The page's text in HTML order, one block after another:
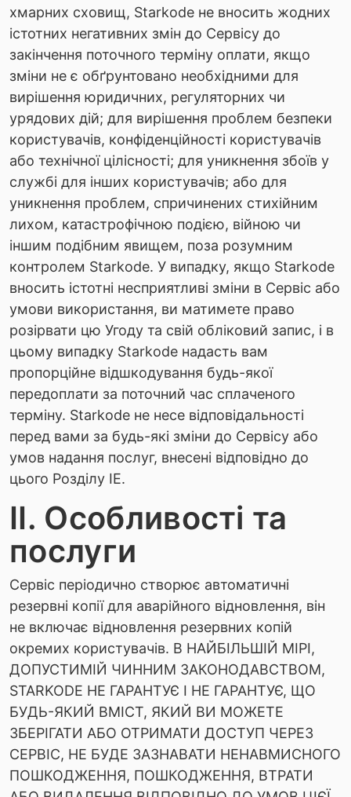
хмарних сховищ, Starkode не вносить жодних
істотних негативних змін до Сервісу до
закінчення поточного терміну оплати, якщо
зміни не є обґрунтовано необхідними для
вирішення юридичних, регуляторних чи
урядових дій; для вирішення проблем безпеки
користувачів, конфіденційності користувачів
або технічної цілісності; для уникнення збоїв у
службі для інших користувачів; або для
уникнення проблем, спричинених стихійним
лихом, катастрофічною подією, війною чи
іншим подібним явищем, поза розумним
контролем Starkode. У випадку, якщо Starkode
вносить істотні несприятливі зміни в Сервіс або
умови використання, ви матимете право
розірвати цю Угоду та свій обліковий запис, і в
цьому випадку Starkode надасть вам
пропорційне відшкодування будь-якої
передоплати за поточний час сплаченого
терміну. Starkode не несе відповідальності
перед вами за будь-які зміни до Сервісу або
умов надання послуг, внесені відповідно до
цього Розділу IE.
II. Особливості та
послуги
Сервіс періодично створює автоматичні
резервні копії для аварійного відновлення, він
не включає відновлення резервних копій
окремих користувачів. В НАЙБІЛЬШІЙ МІРІ,
ДОПУСТИМІЙ ЧИННИМ ЗАКОНОДАВСТВОМ,
STARKODE НЕ ГАРАНТУЄ І НЕ ГАРАНТУЄ, ЩО
БУДЬ-ЯКИЙ ВМІСТ, ЯКИЙ ВИ МОЖЕТЕ
ЗБЕРІГАТИ АБО ОТРИМАТИ ДОСТУП ЧЕРЕЗ
СЕРВІС, НЕ БУДЕ ЗАЗНАВАТИ НЕНАВМИСНОГО
ПОШКОДЖЕННЯ, ПОШКОДЖЕННЯ, ВТРАТИ